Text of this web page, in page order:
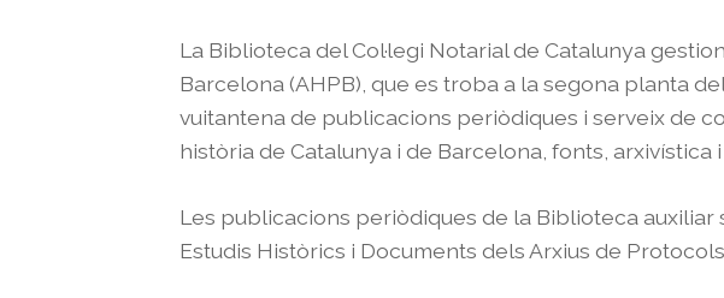
La Biblioteca del Col·legi Notarial de Catalunya
Barcelona (AHPB), que es troba a la segona planta
vuitantena de publicacions periòdiques i serveix de
història de Catalunya i de Barcelona, fonts,
Les publicacions periòdiques de la Biblioteca
Estudis Històrics i Documents dels Arxius de